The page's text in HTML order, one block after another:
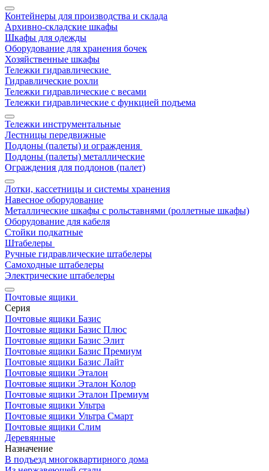
Контейнеры для производства и склада
Архивно-складские шкафы
Шкафы для одежды
Оборудование для хранения бочек
Хозяйственные шкафы
Тележки гидравлические
Гидравлические рохли
Тележки гидравлические с весами
Тележки гидравлические с функцией подъема
Тележки инструментальные
Лестницы передвижные
Поддоны (палеты) и ограждения
Поддоны (палеты) металлические
Ограждения для поддонов (палет)
Лотки, кассетницы и системы хранения
Навесное оборудование
Металлические шкафы с рольставнями (роллетные шкафы)
Оборудование для кабеля
Стойки подкатные
Штабелеры
Ручные гидравлические штабелеры
Самоходные штабелеры
Электрические штабелеры
Почтовые ящики
Серия
Почтовые ящики Базис
Почтовые ящики Базис Плюс
Почтовые ящики Базис Элит
Почтовые ящики Базис Премиум
Почтовые ящики Базис Лайт
Почтовые ящики Эталон
Почтовые ящики Эталон Колор
Почтовые ящики Эталон Премиум
Почтовые ящики Ультра
Почтовые ящики Ультра Смарт
Почтовые ящики Слим
Деревянные
Назначение
В подъезд многоквартирного дома